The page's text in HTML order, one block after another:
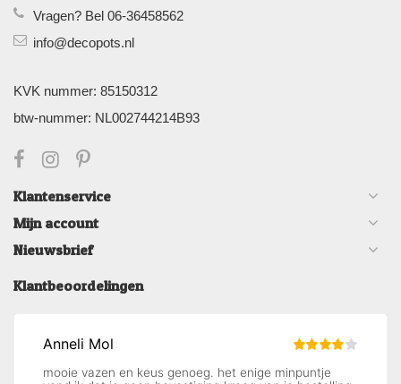
Vragen? Bel 06-36458562
info@decopots.nl
KVK nummer: 85150312
btw-nummer: NL002744214B93
Klantenservice
Mijn account
Nieuwsbrief
Klantbeoordelingen